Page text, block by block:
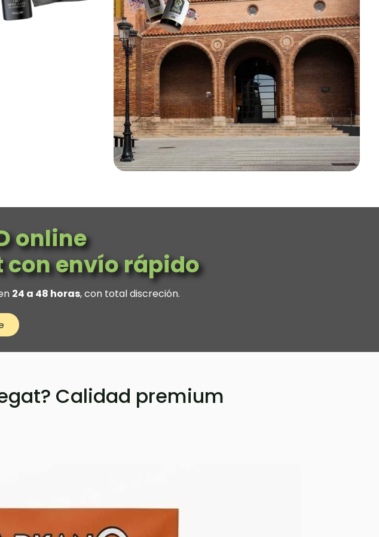
online
con envío rápido
24 a 48 horas, con total discreción.
Calidad premium